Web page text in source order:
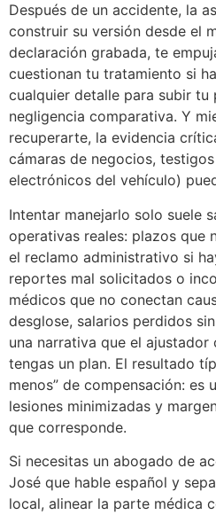
Después de un accidente, la
construir su versión desde el
declaración grabada, te
cuestionan tu tratamiento si
cualquier detalle para subir
negligencia comparativa. Y
recuperarte, la evidencia
cámaras de negocios,
electrónicos del vehículo)
Intentar manejarlo solo suele
operativas reales: plazos que
el reclamo administrativo si
reportes mal solicitados o
médicos que no conectan
desglose, salarios perdidos
una narrativa que el
tengas un plan. El resultado
menos” de compensación: es
lesiones minimizadas y
que corresponde.
Si necesitas un abogado de
José que hable español y
local, alinear la parte médica